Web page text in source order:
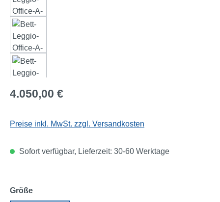
Regulärer Preis:
4.050,00 €
Preise inkl. MwSt. zzgl. Versandkosten
Sofort verfügbar, Lieferzeit: 30-60 Werktage
Größeauswählen